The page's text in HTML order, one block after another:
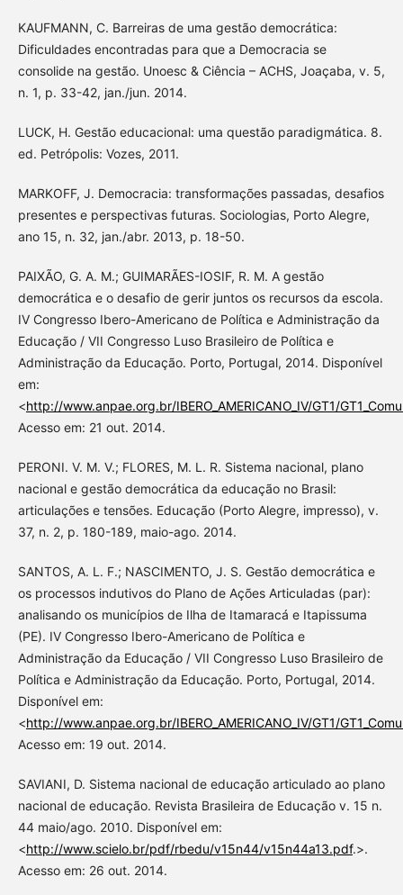
KAUFMANN, C. Barreiras de uma gestão democrática:
Dificuldades encontradas para que a Democracia se
consolide na gestão. Unoesc & Ciência – ACHS, Joaçaba, v. 5,
n. 1, p. 33-42, jan./jun. 2014.
LUCK, H. Gestão educacional: uma questão paradigmática. 8.
ed. Petrópolis: Vozes, 2011.
MARKOFF, J. Democracia: transformações passadas, desafios
presentes e perspectivas futuras. Sociologias, Porto Alegre,
ano 15, n. 32, jan./abr. 2013, p. 18-50.
PAIXÃO, G. A. M.; GUIMARÃES-IOSIF, R. M. A gestão
democrática e o desafio de gerir juntos os recursos da escola.
IV Congresso Ibero-Americano de Política e Administração da
Educação / VII Congresso Luso Brasileiro de Política e
Administração da Educação. Porto, Portugal, 2014. Disponível
em:
<http://www.anpae.org.br/IBERO_AMERICANO_IV/GT1/
Acesso em: 21 out. 2014.
PERONI. V. M. V.; FLORES, M. L. R. Sistema nacional, plano
nacional e gestão democrática da educação no Brasil:
articulações e tensões. Educação (Porto Alegre, impresso), v.
37, n. 2, p. 180-189, maio-ago. 2014.
SANTOS, A. L. F.; NASCIMENTO, J. S. Gestão democrática e
os processos indutivos do Plano de Ações Articuladas (par):
analisando os municípios de Ilha de Itamaracá e Itapissuma
(PE). IV Congresso Ibero-Americano de Política e
Administração da Educação / VII Congresso Luso Brasileiro de
Política e Administração da Educação. Porto, Portugal, 2014.
Disponível em:
<http://www.anpae.org.br/IBERO_AMERICANO_IV/GT1/
Acesso em: 19 out. 2014.
SAVIANI, D. Sistema nacional de educação articulado ao plano
nacional de educação. Revista Brasileira de Educação v. 15 n.
44 maio/ago. 2010. Disponível em:
<http://www.scielo.br/pdf/rbedu/v15n44/v15n44a13.pdf.>.
Acesso em: 26 out. 2014.